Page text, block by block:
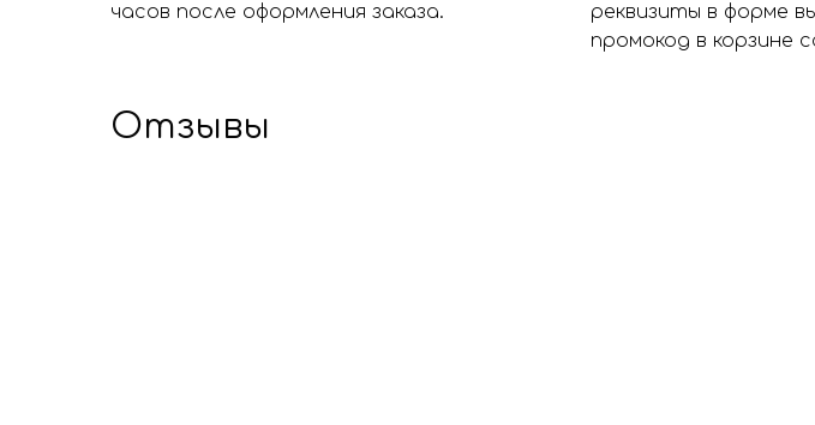
часов после оформления заказа.
реквизиты в форме
промокод в корзине
Отзывы